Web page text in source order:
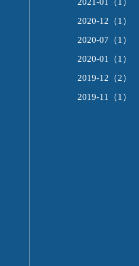
2020-12（1）
2020-07（1）
2020-01（1）
2019-12（2）
2019-11（1）